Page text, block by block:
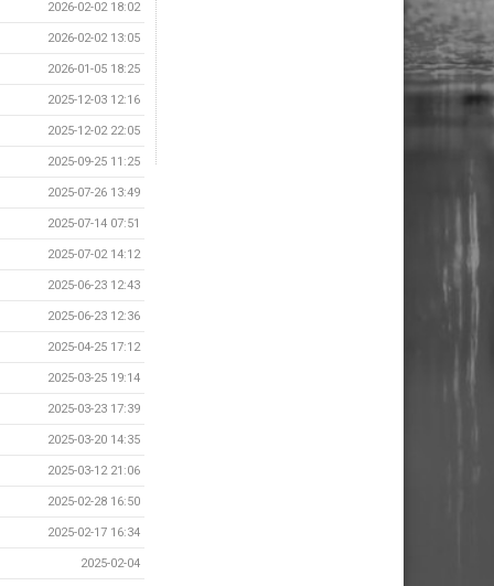
2026-02-02 18:02
2026-02-02 13:05
2026-01-05 18:25
2025-12-03 12:16
2025-12-02 22:05
2025-09-25 11:25
2025-07-26 13:49
2025-07-14 07:51
2025-07-02 14:12
2025-06-23 12:43
2025-06-23 12:36
2025-04-25 17:12
2025-03-25 19:14
2025-03-23 17:39
2025-03-20 14:35
2025-03-12 21:06
2025-02-28 16:50
2025-02-17 16:34
2025-02-04